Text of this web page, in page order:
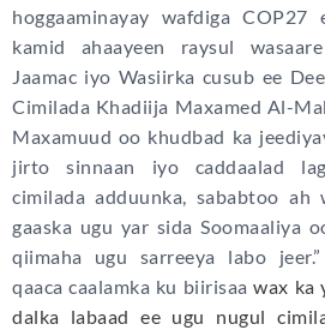
hoggaaminayay wafdiga COP27
kamid ahaayeen raysul
Jaamac iyo Wasiirka cusub ee
Cimilada Khadiija Maxamed Al-
Maxamuud oo khudbad ka
jirto sinnaan iyo caddaalad
cimilada adduunka, sababtoo ah
gaaska ugu yar sida Soomaaliya
qiimaha ugu sarreeya labo
qaaca caalamka ku biirisaawax ka
dalka labaad ee ugu nugul